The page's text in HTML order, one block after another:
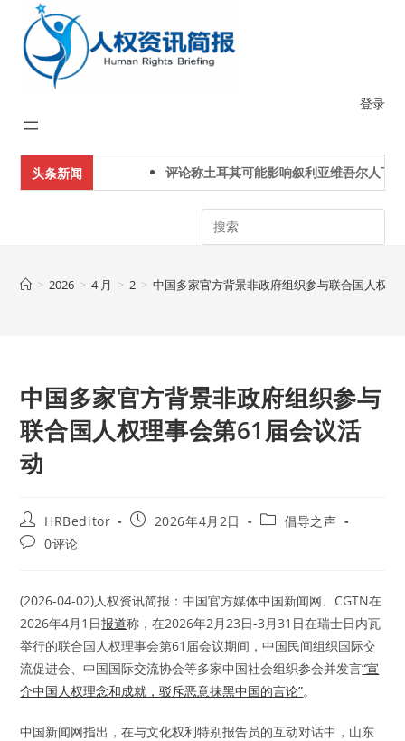
content
登录
头条新闻 评论称土耳其可能影响叙利亚维吾尔人下一
Search
> 2026 > 4 月 > 2 > 中国多家官方背景非政府组织参与联合国人权理
中国多家官方背景非政府组织参与
联合国人权理事会第61届会议活
动
Post
author:
HRBeditor
Post2026年4月2日
Post倡导之声
Post0评论
(2026-04-02)人权资讯简报：中国官方媒体中国新闻网、CGTN在
2026年4月1日报道称，在2026年2月23日-3月31日在瑞士日内瓦
举行的联合国人权理事会第61届会议期间，中国民间组织国际交
流促进会、中国国际交流协会等多家中国社会组织参会并发言“宣
介中国人权理念和成就，驳斥恶意抹黑中国的言论”。
中国新闻网指出，在与文化权利特别报告员的互动对话中，山东